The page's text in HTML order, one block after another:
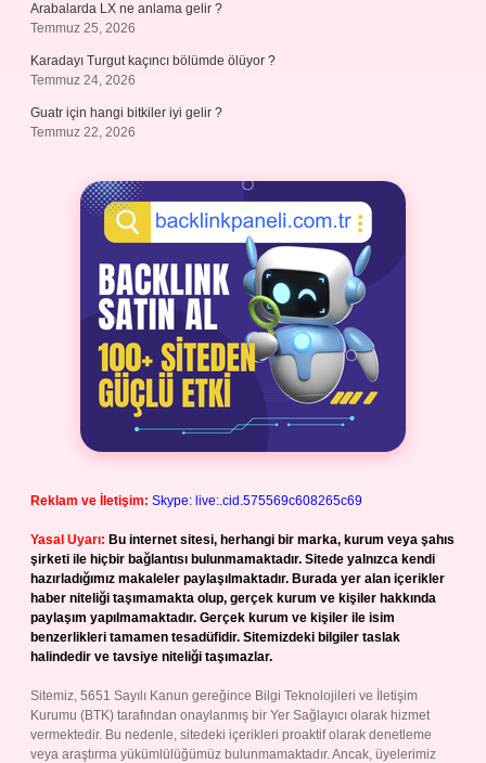
Arabalarda LX ne anlama gelir ?
Temmuz 25, 2026
Karadayı Turgut kaçıncı bölümde ölüyor ?
Temmuz 24, 2026
Guatr için hangi bitkiler iyi gelir ?
Temmuz 22, 2026
Reklam ve İletişim: Skype: live:.cid.575569c608265c69
Yasal Uyarı: Bu internet sitesi, herhangi bir marka, kurum veya şahıs
şirketi ile hiçbir bağlantısı bulunmamaktadır. Sitede yalnızca kendi
hazırladığımız makaleler paylaşılmaktadır. Burada yer alan içerikler
haber niteliği taşımamakta olup, gerçek kurum ve kişiler hakkında
paylaşım yapılmamaktadır. Gerçek kurum ve kişiler ile isim
benzerlikleri tamamen tesadüfidir. Sitemizdeki bilgiler taslak
halindedir ve tavsiye niteliği taşımazlar.
Sitemiz, 5651 Sayılı Kanun gereğince Bilgi Teknolojileri ve İletişim
Kurumu (BTK) tarafından onaylanmış bir Yer Sağlayıcı olarak hizmet
vermektedir. Bu nedenle, sitedeki içerikleri proaktif olarak denetleme
veya araştırma yükümlülüğümüz bulunmamaktadır. Ancak, üyelerimiz